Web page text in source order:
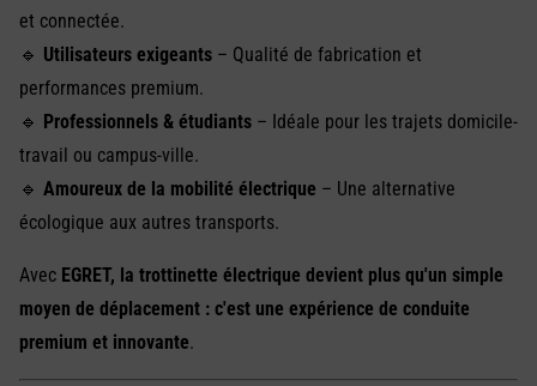
et connectée.
🔹 Utilisateurs exigeants – Qualité de fabrication et
performances premium.
🔹 Professionnels & étudiants – Idéale pour les trajets domicile-
travail ou campus-ville.
🔹 Amoureux de la mobilité électrique – Une alternative
écologique aux autres transports.
Avec EGRET, la trottinette électrique devient plus qu'un simple
moyen de déplacement : c'est une expérience de conduite
premium et innovante.